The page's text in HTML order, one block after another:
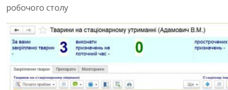
робочого столу